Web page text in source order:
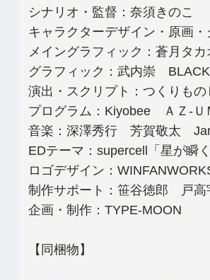
シナリオ・監督：奈須きのこ
キャラクターデザイン・原画
メイングラフィック：蒼月タ
グラフィック：武内崇
演出・スクリプト：つくりも
プログラム：Kiyobee ＡＺ-Ｕ
音楽：深澤秀行 芳賀敬太
EDテーマ：supercell「星が瞬
ロゴデザイン：
制作サポート：笹谷徳郎 戸
企画・制作：TYPE-MOON
【同梱物】